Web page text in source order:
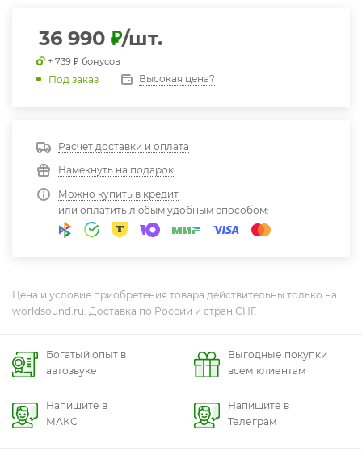
36 990 ₽/шт.
+ 739 ₽ бонусов
Под заказ Высокая цена?
Расчет доставки и оплата
Намекнуть на подарок
Можно купить в кредит
или оплатить любым удобным способом:
Цена и условие приобретения товара действительны только на
worldsound.ru. Доставка по России и стран СНГ.
Богатый опыт в
автозвуке
Выгодные покупки
всем клиентам
Напишите в
МАКС
Напишите в
Телеграм